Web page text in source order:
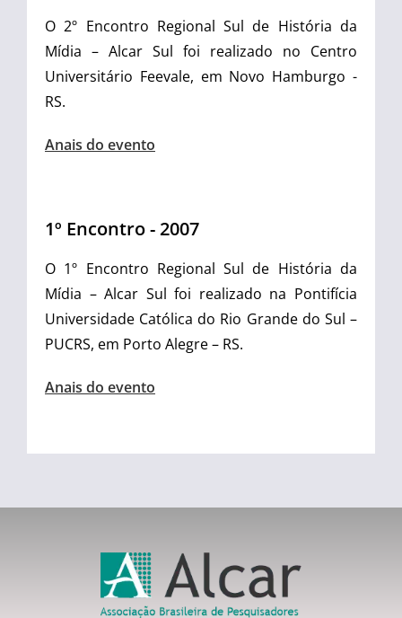
O 2º Encontro Regional Sul de História da
Mídia – Alcar Sul foi realizado no Centro
Universitário Feevale, em Novo Hamburgo -
RS.
Anais do evento
1º Encontro - 2007
O 1º Encontro Regional Sul de História da
Mídia – Alcar Sul foi realizado na Pontifícia
Universidade Católica do Rio Grande do Sul –
PUCRS, em Porto Alegre – RS.
Anais do evento